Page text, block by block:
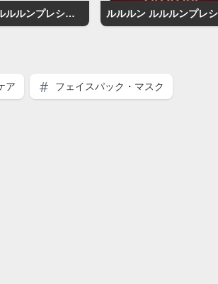
ルルルン ルルルンプレシャス GREEN
ア フェイスパック・マスク